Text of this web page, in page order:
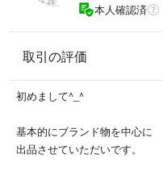
本人確認済
取引の評価
初めまして^_^
基本的にブランド物を中心に
出品させていただいです。